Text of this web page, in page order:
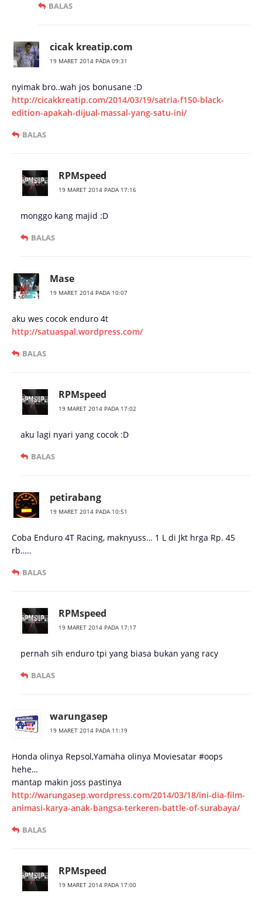
BALAS
cicak kreatip.com
19 MARET 2014 PADA 09:31
nyimak bro..wah jos bonusane :D
http://cicakkreatip.com/2014/03/19/satria-f150-black-
edition-apakah-dijual-massal-yang-satu-ini/
BALAS
RPMspeed
19 MARET 2014 PADA 17:16
monggo kang majid :D
BALAS
Mase
19 MARET 2014 PADA 10:07
aku wes cocok enduro 4t
http://satuaspal.wordpress.com/
BALAS
RPMspeed
19 MARET 2014 PADA 17:02
aku lagi nyari yang cocok :D
BALAS
petirabang
19 MARET 2014 PADA 10:51
Coba Enduro 4T Racing, maknyuss… 1 L di Jkt hrga Rp. 45
rb…..
BALAS
RPMspeed
19 MARET 2014 PADA 17:17
pernah sih enduro tpi yang biasa bukan yang racy
BALAS
warungasep
19 MARET 2014 PADA 11:19
Honda olinya Repsol,Yamaha olinya Moviesatar #oops
hehe…
mantap makin joss pastinya
http://warungasep.wordpress.com/2014/03/18/ini-dia-film-
animasi-karya-anak-bangsa-terkeren-battle-of-surabaya/
BALAS
RPMspeed
19 MARET 2014 PADA 17:00